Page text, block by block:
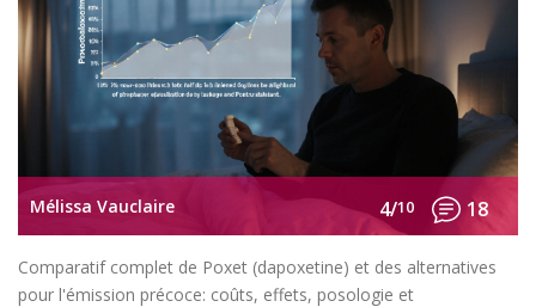
Mélissa Vauclaire 4/10 18
Comparatif complet de Poxet (dapoxetine) et des alternatives
pour l'émission précoce: coûts, effets, posologie et